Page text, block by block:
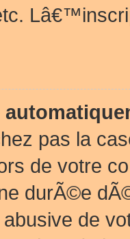
pas la
de votre
durÃ©e
de